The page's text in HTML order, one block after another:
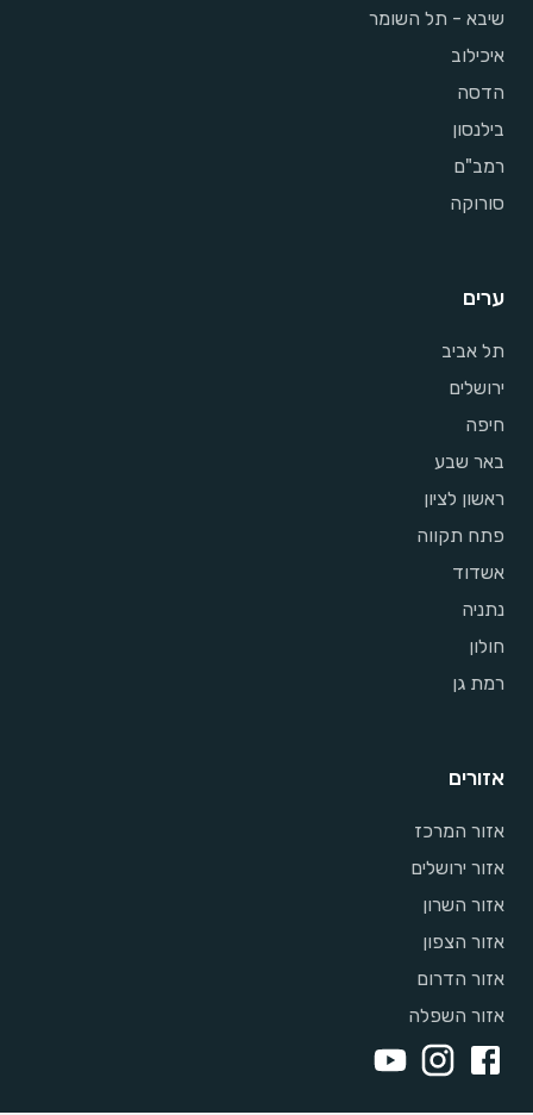
שיבא - תל השומר
איכילוב
הדסה
בילנסון
רמב"ם
סורוקה
ערים
תל אביב
ירושלים
חיפה
באר שבע
ראשון לציון
פתח תקווה
אשדוד
נתניה
חולון
רמת גן
אזורים
אזור המרכז
אזור ירושלים
אזור השרון
אזור הצפון
אזור הדרום
אזור השפלה